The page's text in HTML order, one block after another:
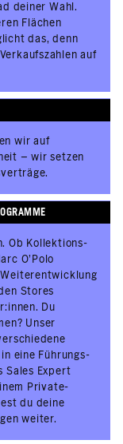
deiner Wahl.
Flächen
das, denn
auf
wir auf
– wir setzen
Ob Kollektions-
O’Polo
Stores
Du
Unser
eine Führungs-
Sales Expert
Private-
du deine
weiter.